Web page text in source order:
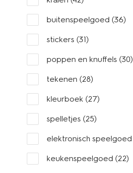
buitenspeelgoed (36)
stickers (31)
poppen en knuffels (30)
tekenen (28)
kleurboek (27)
spelletjes (25)
elektronisch speelgoed
keukenspeelgoed (22)